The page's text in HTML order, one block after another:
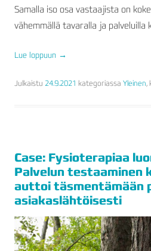
Samalla iso osa vastaajista on
vähemmällä tavaralla ja palveluilla
Lue loppuun →
Julkaistu 24.9.2021 kategoriassa Yleinen,
Case: Fysioterapiaa
Palvelun testaaminen
auttoi täsmentämään
asiakaslähtöisesti